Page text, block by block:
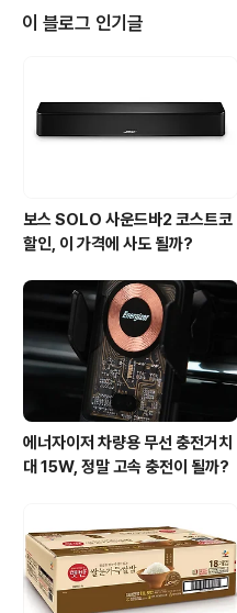
히 살펴보겠습니다. 제품의 스펙과 장점,
꼼히 정리하여 현명한 선택을 도와드리
스펙과 특징러셀홉스 인덕션 RH-
충실하면서도 합리적인 가격을 갖춘 것
기와 무게는 가로 280mm, 세로
m로 제작되었으며 무..
이 블로그 인기글
보스 SOLO 사운드바2 코스트코
할인, 이 가격에 사도 될까?
에너자이저 차량용 무선 충전거치
대 15W, 정말 고속 충전이 될까?